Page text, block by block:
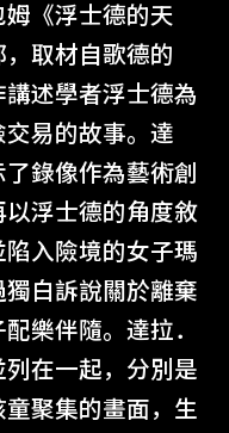
《浮士德的天
取材自歌德的
講述學者浮士德為
易的故事。達
錄像作為藝術創
浮士德的角度敘
入險境的女子瑪
白訴說關於離棄
樂伴隨。達拉．
在一起，分別是
聚集的畫面，生